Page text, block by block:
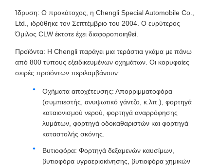
Ίδρυση: Ο προκάτοχος, η Chengli Special Automobile Co.,
Ltd., ιδρύθηκε τον Σεπτέμβριο του 2004. Ο ευρύτερος
Όμιλος CLW έκτοτε έχει διαφοροποιηθεί.
Προϊόντα: Η Chengli παράγει μια τεράστια γκάμα με πάνω
από 800 τύπους εξειδικευμένων οχημάτων. Οι κορυφαίες
σειρές προϊόντων περιλαμβάνουν:
Οχήματα αποχέτευσης: Απορριμματοφόρα
(συμπιεστής, ανυψωτικό γάντζο, κ.λπ.), φορτηγά
καταιονισμού νερού, φορτηγά αναρρόφησης
λυμάτων, φορτηγά οδοκαθαριστών και φορτηγά
καταστολής σκόνης.
Βυτιοφόρα: Φορτηγά δεξαμενών καυσίμων,
βυτιοφόρα υγραεριοκίνησης, βυτιοφόρα χημικών